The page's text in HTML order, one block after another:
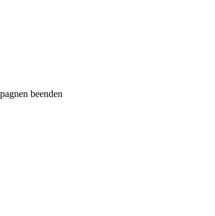
beenden